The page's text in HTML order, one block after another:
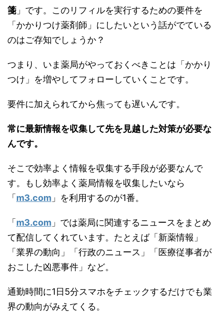
箋 」です。このリフィルを実行するための要件を
「かかりつけ薬剤師」にしたいという話がでている
のはご存知でしょうか？
つまり、いま薬局がやっておくべきことは「かかり
つけ」を増やしてフォローしていくことです。
要件に加えられてから焦っても遅いんです。
常に最新情報を収集して先を見越した対策が必要な
んです。
そこで効率よく情報を収集する手段が必要なんで
す。もし効率よく薬局情報を収集したいなら
「 m3.com 」を利用するのが1番。
「 m3.com 」では薬局に関連するニュースをまとめ
て配信してくれています。たとえば「新薬情報」
「業界の動向」「行政のニュース」「医療従事者が
おこした凶悪事件」など。
通勤時間に1日5分スマホをチェックするだけでも業
界の動向がみえてくる。